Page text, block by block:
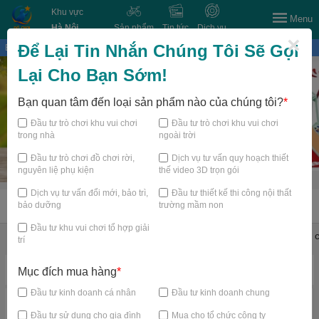
Khu vực
Hà Nội
Sản phẩm Tin tức Dịch vụ
Menu
Bạn đang xem tại
TRANG CHỦ
Đồ chơi shop mầm non Thiết bị mầm non Đồ
Danh mục nổi bật
×
Để Lại Tin Nhắn Chúng Tôi Sẽ Gọi
Lại Cho Bạn Sớm!
Bạn quan tâm đến loại sản phẩm nào của chúng tôi?*
Đầu tư trò chơi khu vui chơi
trong nhà
Đầu tư trò chơi khu vui chơi
ngoài trời
Đầu tư trò chơi đồ chơi rời,
nguyên liệ phụ kiện
Dịch vụ tư vấn quy hoạch thiết
thế video 3D trọn gói
Dịch vụ tư vấn đổi mới, bảo trì,
bảo dưỡng
Đầu tư thiết kế thi công nội thất
trường mầm non
Đầu tư khu vui chơi tổ hợp giải
trí
Mục đích mua hàng*
Đầu tư kinh doanh cá nhân Đầu tư kinh doanh chung
Đầu tư sử dụng cho gia đình Mua cho tổ chức công ty